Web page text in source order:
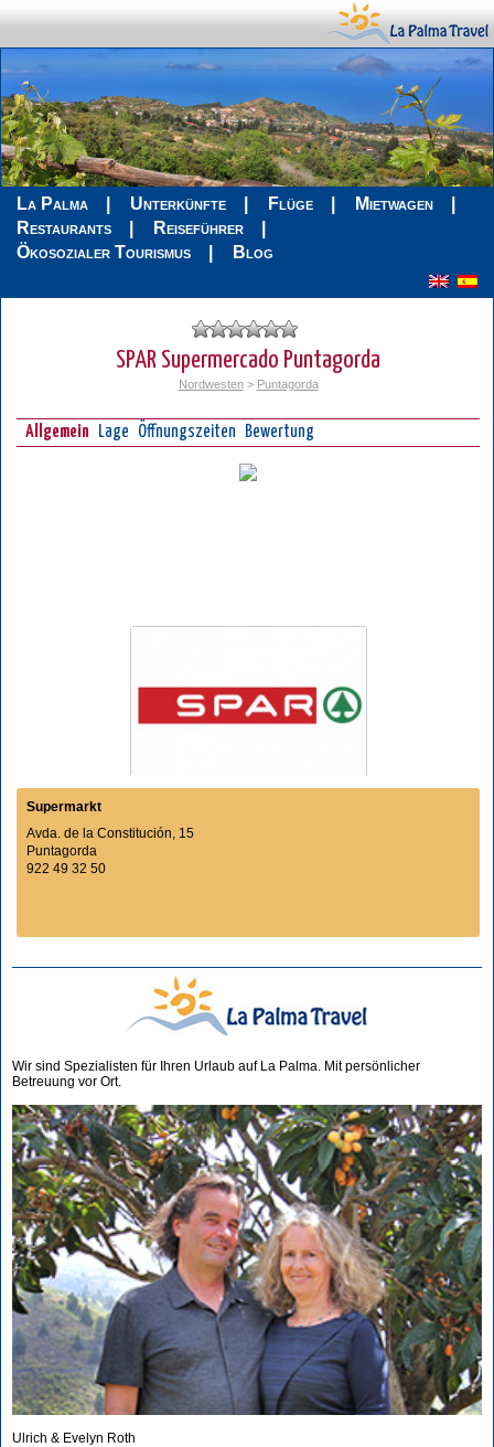
La Palma Unterkünfte Flüge
Mietwagen
Restaurants
Reiseführer
Ökosozialer Tourismus
Blog
SPAR Supermercado Puntagorda
Nordwesten> Puntagorda
Allgemein Lage Öffnungszeiten Bewertung
Supermarkt
Avda. de la Constitución, 15
Puntagorda
922 49 32 50
Wir sind Spezialisten für Ihren Urlaub auf La Palma. Mit persönlicher
Betreuung vor Ort.
Ulrich & Evelyn Roth